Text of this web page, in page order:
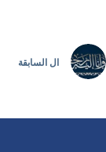
ال السابقة